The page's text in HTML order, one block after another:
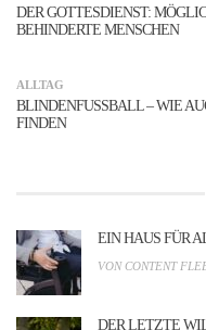
DER GOTTESDIENST:
BEHINDERTE MENSCHEN
ALLTAG
BLINDENFUSSBALL – WIE
NDEN
EIN HAUS FÜR
VON CONTENT
DER LETZTE